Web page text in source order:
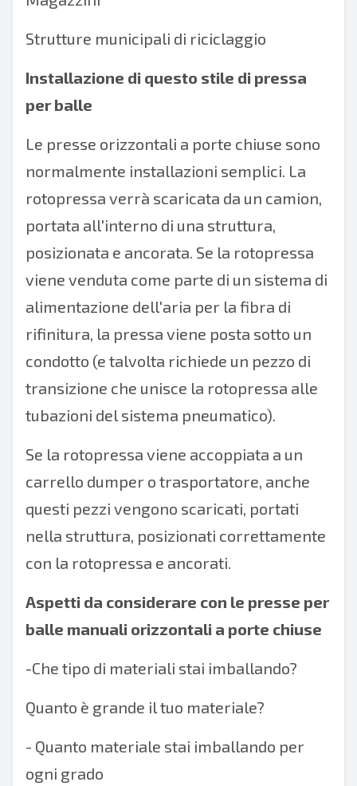
Strutture municipali di riciclaggio
Installazione di questo stile di pressa
per balle
Le presse orizzontali a porte chiuse sono
normalmente installazioni semplici. La
rotopressa verrà scaricata da un camion,
portata all'interno di una struttura,
posizionata e ancorata. Se la rotopressa
viene venduta come parte di un sistema di
alimentazione dell'aria per la fibra di
rifinitura, la pressa viene posta sotto un
condotto (e talvolta richiede un pezzo di
transizione che unisce la rotopressa alle
tubazioni del sistema pneumatico).
Se la rotopressa viene accoppiata a un
carrello dumper o trasportatore, anche
questi pezzi vengono scaricati, portati
nella struttura, posizionati correttamente
con la rotopressa e ancorati.
Aspetti da considerare con le presse per
balle manuali orizzontali a porte chiuse
-Che tipo di materiali stai imballando?
Quanto è grande il tuo materiale?
- Quanto materiale stai imballando per
ogni grado